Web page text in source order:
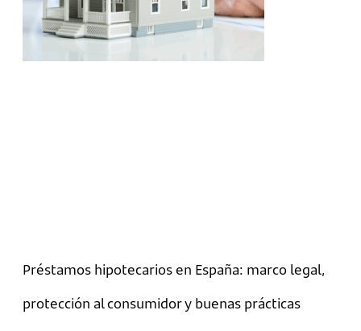
Préstamos hipotecarios en España: marco legal,
protección al consumidor y buenas prácticas